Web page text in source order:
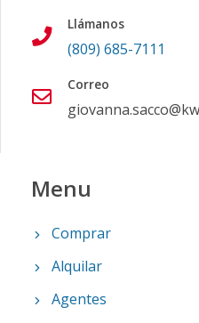
Llámanos
(809) 685-7111
Correo
Menu
Comprar
Alquilar
Agentes